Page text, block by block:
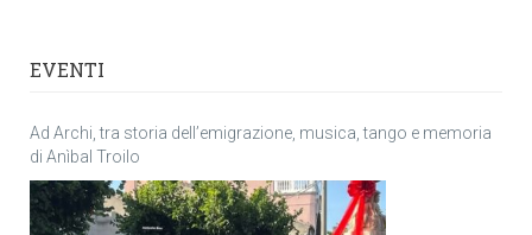
EVENTI
Ad Archi, tra storia dell’emigrazione, musica, tango e memoria
di Anìbal Troilo